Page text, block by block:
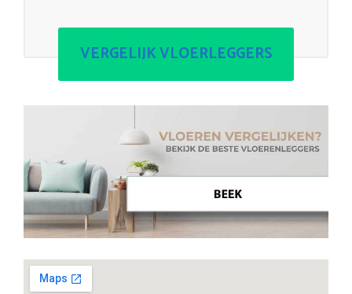
VERGELIJK VLOERLEGGERS